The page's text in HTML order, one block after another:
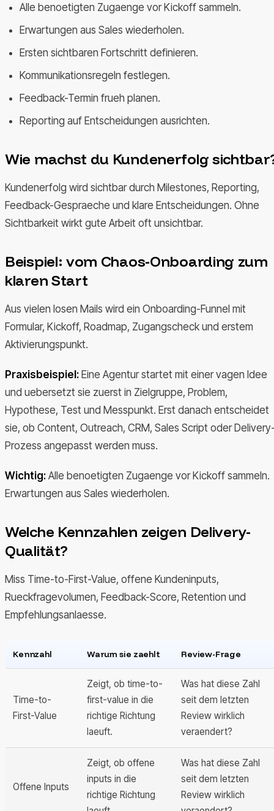
Alle benoetigten Zugaenge vor Kickoff sammeln.
Erwartungen aus Sales wiederholen.
Ersten sichtbaren Fortschritt definieren.
Kommunikationsregeln festlegen.
Feedback-Termin frueh planen.
Reporting auf Entscheidungen ausrichten.
Wie machst du Kundenerfolg
Kundenerfolg wird sichtbar durch Milestones, Reporting,
Feedback-Gespraeche und klare Entscheidungen. Ohne
Sichtbarkeit wirkt gute Arbeit oft unsichtbar.
Beispiel: vom Chaos-Onboarding zum
klaren Start
Aus vielen losen Mails wird ein Onboarding-Funnel mit
Formular, Kickoff, Roadmap, Zugangscheck und erstem
Aktivierungspunkt.
Praxisbeispiel: Eine Agentur startet mit einer vagen Idee
und uebersetzt sie zuerst in Zielgruppe, Problem,
Hypothese, Test und Messpunkt. Erst danach entscheidet
sie, ob Content, Outreach, CRM, Sales Script oder
Prozess angepasst werden muss.
Wichtig: Alle benoetigten Zugaenge vor Kickoff sammeln.
Erwartungen aus Sales wiederholen.
Welche Kennzahlen zeigen Delivery-
Qualität?
Miss Time-to-First-Value, offene Kundeninputs,
Rueckfragevolumen, Feedback-Score, Retention und
Empfehlungsanlaesse.
Kennzahl Warum sie zaehlt Review-Frage
Time-to-
First-Value
Zeigt, ob time-to-
first-value in die
richtige Richtung
laeuft.
Was hat diese Zahl
seit dem letzten
Review wirklich
veraendert?
Offene Inputs
Zeigt, ob offene
inputs in die
richtige Richtung
Was hat diese Zahl
seit dem letzten
Review wirklich